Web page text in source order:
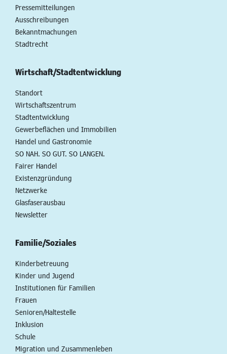
Pressemitteilungen
Ausschreibungen
Bekanntmachungen
Stadtrecht
Wirtschaft/Stadtentwicklung
Standort
Wirtschaftszentrum
Stadtentwicklung
Gewerbeflächen und Immobilien
Handel und Gastronomie
SO NAH. SO GUT. SO LANGEN.
Fairer Handel
Existenzgründung
Netzwerke
Glasfaserausbau
Newsletter
Familie/Soziales
Kinderbetreuung
Kinder und Jugend
Institutionen für Familien
Frauen
Senioren/Haltestelle
Inklusion
Schule
Migration und Zusammenleben